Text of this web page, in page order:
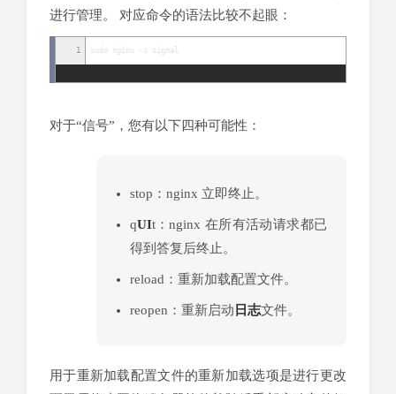
进行管理。 对应命令的语法比较不起眼：
1 sudo nginx - s signal
对于“信号”，您有以下四种可能性：
stop：nginx 立即终止。
qUIt：nginx 在所有活动请求都已
得到答复后终止。
reload：重新加载配置文件。
reopen：重新启动 日志文件。
用于重新加载配置文件的重新加载选项是进行更改